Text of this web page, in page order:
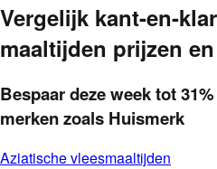
Vergelijk kant-en-
maaltijden prijzen
Bespaar deze weektot31%
merken zoals Huismerk
Aziatische vleesmaaltijden